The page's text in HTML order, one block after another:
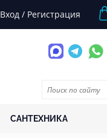
Вход / Регистрация
САНТЕХНИКА